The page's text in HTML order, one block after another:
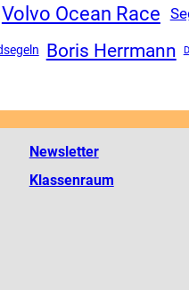
Volvo Ocean Race
Boris Herrmann
Newsletter
Klassenraum